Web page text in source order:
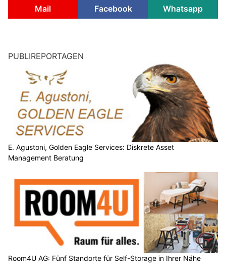
Mail
Facebook Whatsapp
PUBLIREPORTAGEN
E. Agustoni, Golden Eagle Services: Diskrete Asset
Management Beratung
Room4U AG: Fünf Standorte für Self-Storage in Ihrer Nähe